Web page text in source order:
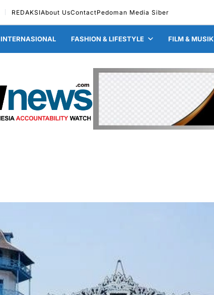
REDAKSIAbout UsContactPedoman Media Siber
INTERNASIONAL FASHION & LIFESTYLE FILM & MUSIK